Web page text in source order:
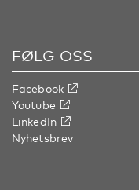
FØLG OSS
Facebook
Youtube
LinkedIn
Nyhetsbrev